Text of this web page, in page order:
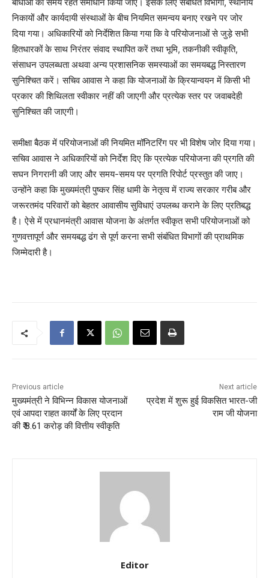
निकायों और कार्यदायी संस्थाओं के बीच नियमित समन्वय बनाए रखने पर जोर
दिया गया। अधिकारियों को निर्देशित किया गया कि वे परियोजनाओं से जुड़े सभी
हितधारकों के साथ निरंतर संवाद स्थापित करें तथा भूमि, तकनीकी स्वीकृति,
संसाधन उपलब्धता अथवा अन्य प्रशासनिक समस्याओं का समयबद्ध निस्तारण
सुनिश्चित करें। सचिव आवास ने कहा कि योजनाओं के क्रियान्वयन में किसी भी
प्रकार की शिथिलता स्वीकार नहीं की जाएगी और प्रत्येक स्तर पर जवाबदेही
सुनिश्चित की जाएगी।
समीक्षा बैठक में परियोजनाओं की नियमित मॉनिटरिंग पर भी विशेष जोर दिया गया।
सचिव आवास ने अधिकारियों को निर्देश दिए कि प्रत्येक परियोजना की प्रगति की
सघन निगरानी की जाए और समय-समय पर प्रगति रिपोर्ट प्रस्तुत की जाए।
उन्होंने कहा कि मुख्यमंत्री पुष्कर सिंह धामी के नेतृत्व में राज्य सरकार गरीब और
जरूरतमंद परिवारों को बेहतर आवासीय सुविधाएं उपलब्ध कराने के लिए प्रतिबद्ध
है। ऐसे में प्रधानमंत्री आवास योजना के अंतर्गत स्वीकृत सभी परियोजनाओं को
गुणवत्तापूर्ण और समयबद्ध ढंग से पूर्ण करना सभी संबंधित विभागों की प्राथमिक
जिम्मेदारी है।
Previous article
मुख्यमंत्री ने विभिन्न विकास योजनाओं
एवं आपदा राहत कार्यों के लिए प्रदान
की ₹ 8.61 करोड़ की वित्तीय स्वीकृति
Next article
प्रदेश में शुरू हुई विकसित भारत-जी
राम जी योजना
Editor